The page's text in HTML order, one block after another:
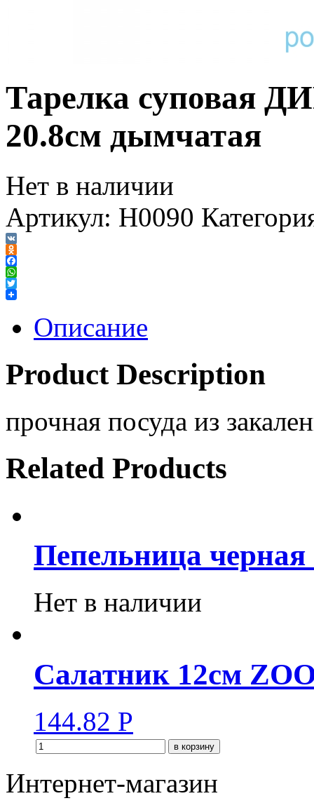
Тарелка суповая
20.8см дымчатая
Нет в наличии
Артикул: H0090
VK
Odnoklassniki
Facebook
WhatsApp
Twitter
Описание
Product Description
прочная посуда из
Related Products
Пепельница черная
Нет в наличии
Салатник 12см
144.82 Р
в корзину
Интернет-магазин